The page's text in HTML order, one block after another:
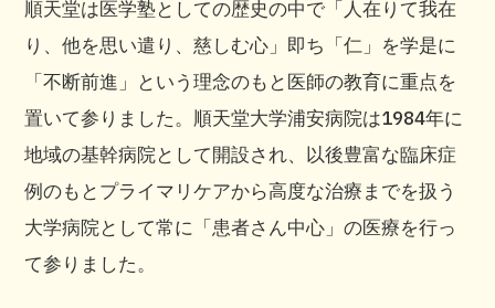
順天堂は医学塾としての歴史の中で「人在りて我在
り、他を思い遣り、慈しむ心」即ち「仁」を学是に
「不断前進」という理念のもと医師の教育に重点を
置いて参りました。順天堂大学浦安病院は1984年に
地域の基幹病院として開設され、以後豊富な臨床症
例のもとプライマリケアから高度な治療までを扱う
大学病院として常に「患者さん中心」の医療を行っ
て参りました。